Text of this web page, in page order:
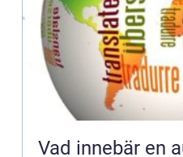
Vad innebär en